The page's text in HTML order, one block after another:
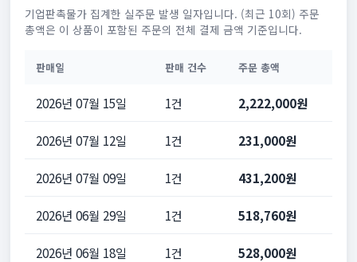
기업판촉물가 집계한 실주문 발생 일자입니다. (최근 10회) 주문
총액은 이 상품이 포함된 주문의 전체 결제 금액 기준입니다.
판매일 판매 건수 주문 총액
2026년 07월 15일 1건 2,222,000원
2026년 07월 12일 1건 231,000원
2026년 07월 09일 1건 431,200원
2026년 06월 29일 1건 518,760원
2026년 06월 18일 1건 528,000원